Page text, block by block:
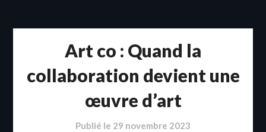
Art co : Quand la
collaboration devient une
œuvre d’art
Publié le 29 novembre 2023